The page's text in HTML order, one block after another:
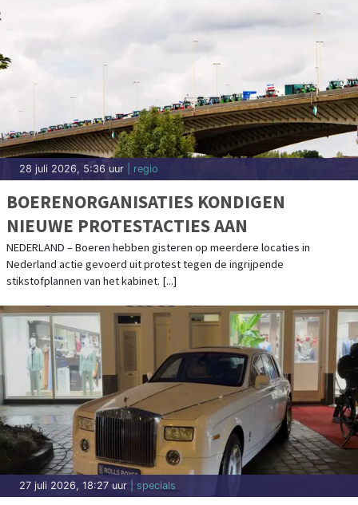
28 juli 2026, 5:36 uur | regio
BOERENORGANISATIES KONDIGEN
NIEUWE PROTESTACTIES AAN
NEDERLAND – Boeren hebben gisteren op meerdere locaties in
Nederland actie gevoerd uit protest tegen de ingrijpende
stikstofplannen van het kabinet. [...]
27 juli 2026, 18:27 uur | specials